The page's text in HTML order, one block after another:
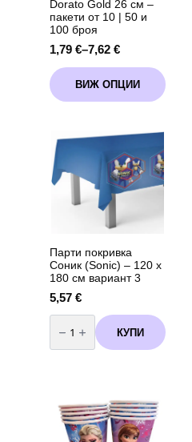
Dorato Gold 26 см –
пакети от 10 | 50 и
100 броя
1,79 €–7,62 €
Price
range:
1,79 €
through
ВИЖ ОПЦИИ
This
product
has
The
options
may
be
chosen
product
page
Парти покривка
Соник (Sonic) – 120 х
180 см вариант 3
5,57 €
количество
за
Парти
покривка
180
см
вариант
КУПИ